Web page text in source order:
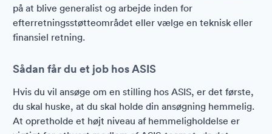
på at blive generalist og arbejde inden for
efterretningsstøtteområdet eller vælge en teknisk eller
finansiel retning.
Sådan får du et job hos ASIS
Hvis du vil ansøge om en stilling hos ASIS, er det første,
du skal huske, at du skal holde din ansøgning hemmelig.
At opretholde et højt niveau af hemmeligholdelse er